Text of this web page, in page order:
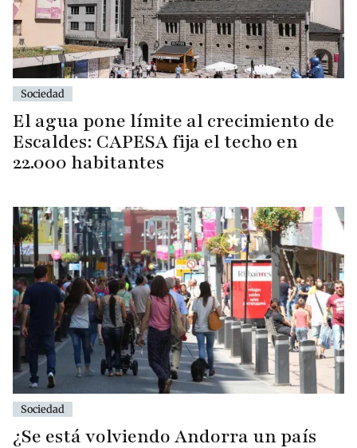
Sociedad
El agua pone límite al crecimiento de
Escaldes: CAPESA fija el techo en
22.000 habitantes
Sociedad
¿Se está volviendo Andorra un país